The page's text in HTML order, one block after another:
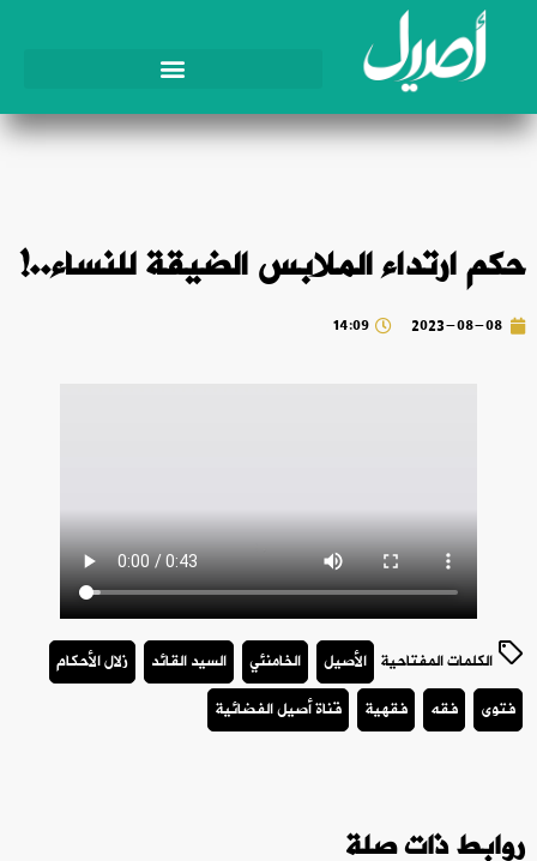
حكم ارتداء الملابس الضيقة للنساء..!
2023-08-08
14:09
الكلمات المفتاحية الأصيل الخامنئي السيد القائد
زلال الأحكام
فتوى
فقه فقهية قناة أصيل الفضائية
روابط ذات صلة